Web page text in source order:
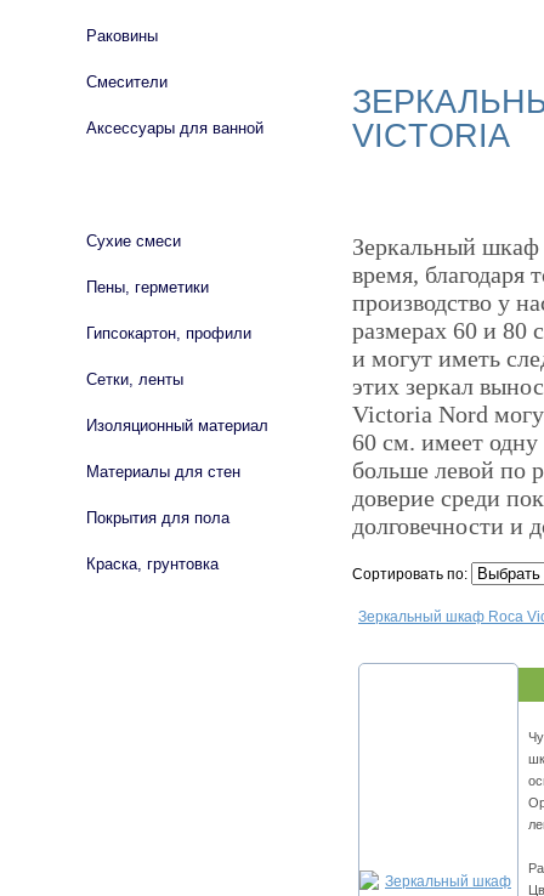
VICTORIA
Зеркальный шкаф
время, благодаря
производство у
размерах 60 и 80
и могут иметь
этих зеркал
Victoria Nord
60 см. имеет
больше левой по
доверие среди
долговечности и
Сортировать по:
Зеркальный шкаф Roca
Раковины
Смесители
Аксессуары для ванной
Сухие смеси
Пены, герметики
Гипсокартон, профили
Сетки, ленты
Изоляционный материал
Материалы для стен
Покрытия для пола
Краска, грунтовка